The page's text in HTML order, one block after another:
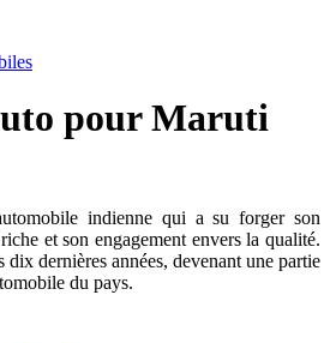
pour Maruti
indienne qui a su forger son
et son engagement envers la qualité.
dix dernières années, devenant une partie
du pays.